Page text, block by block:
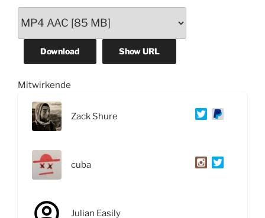
Download Show URL
Mitwirkende
Zack Shure
cuba
Julian Easily